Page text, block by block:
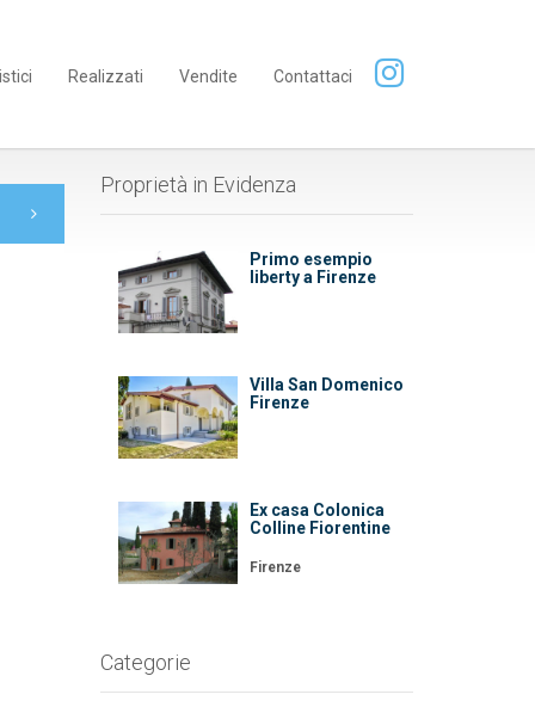
Realizzati Vendite Contattaci
Proprietà in Evidenza
Primo esempio
liberty a Firenze
Villa San Domenico
Firenze
Ex casa Colonica
Colline Fiorentine
Firenze
Categorie